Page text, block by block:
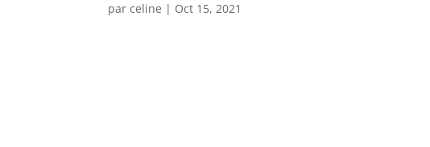
parceline | Oct 15, 2021